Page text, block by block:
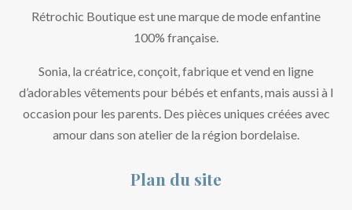
Rétrochic Boutique est une marque de mode enfantine
100% française.
Sonia, la créatrice, conçoit, fabrique et vend en ligne
d’adorables vêtements pour bébés et enfants, mais aussi à l
occasion pour les parents. Des pièces uniques créées avec
amour dans son atelier de la région bordelaise.
Plan du site